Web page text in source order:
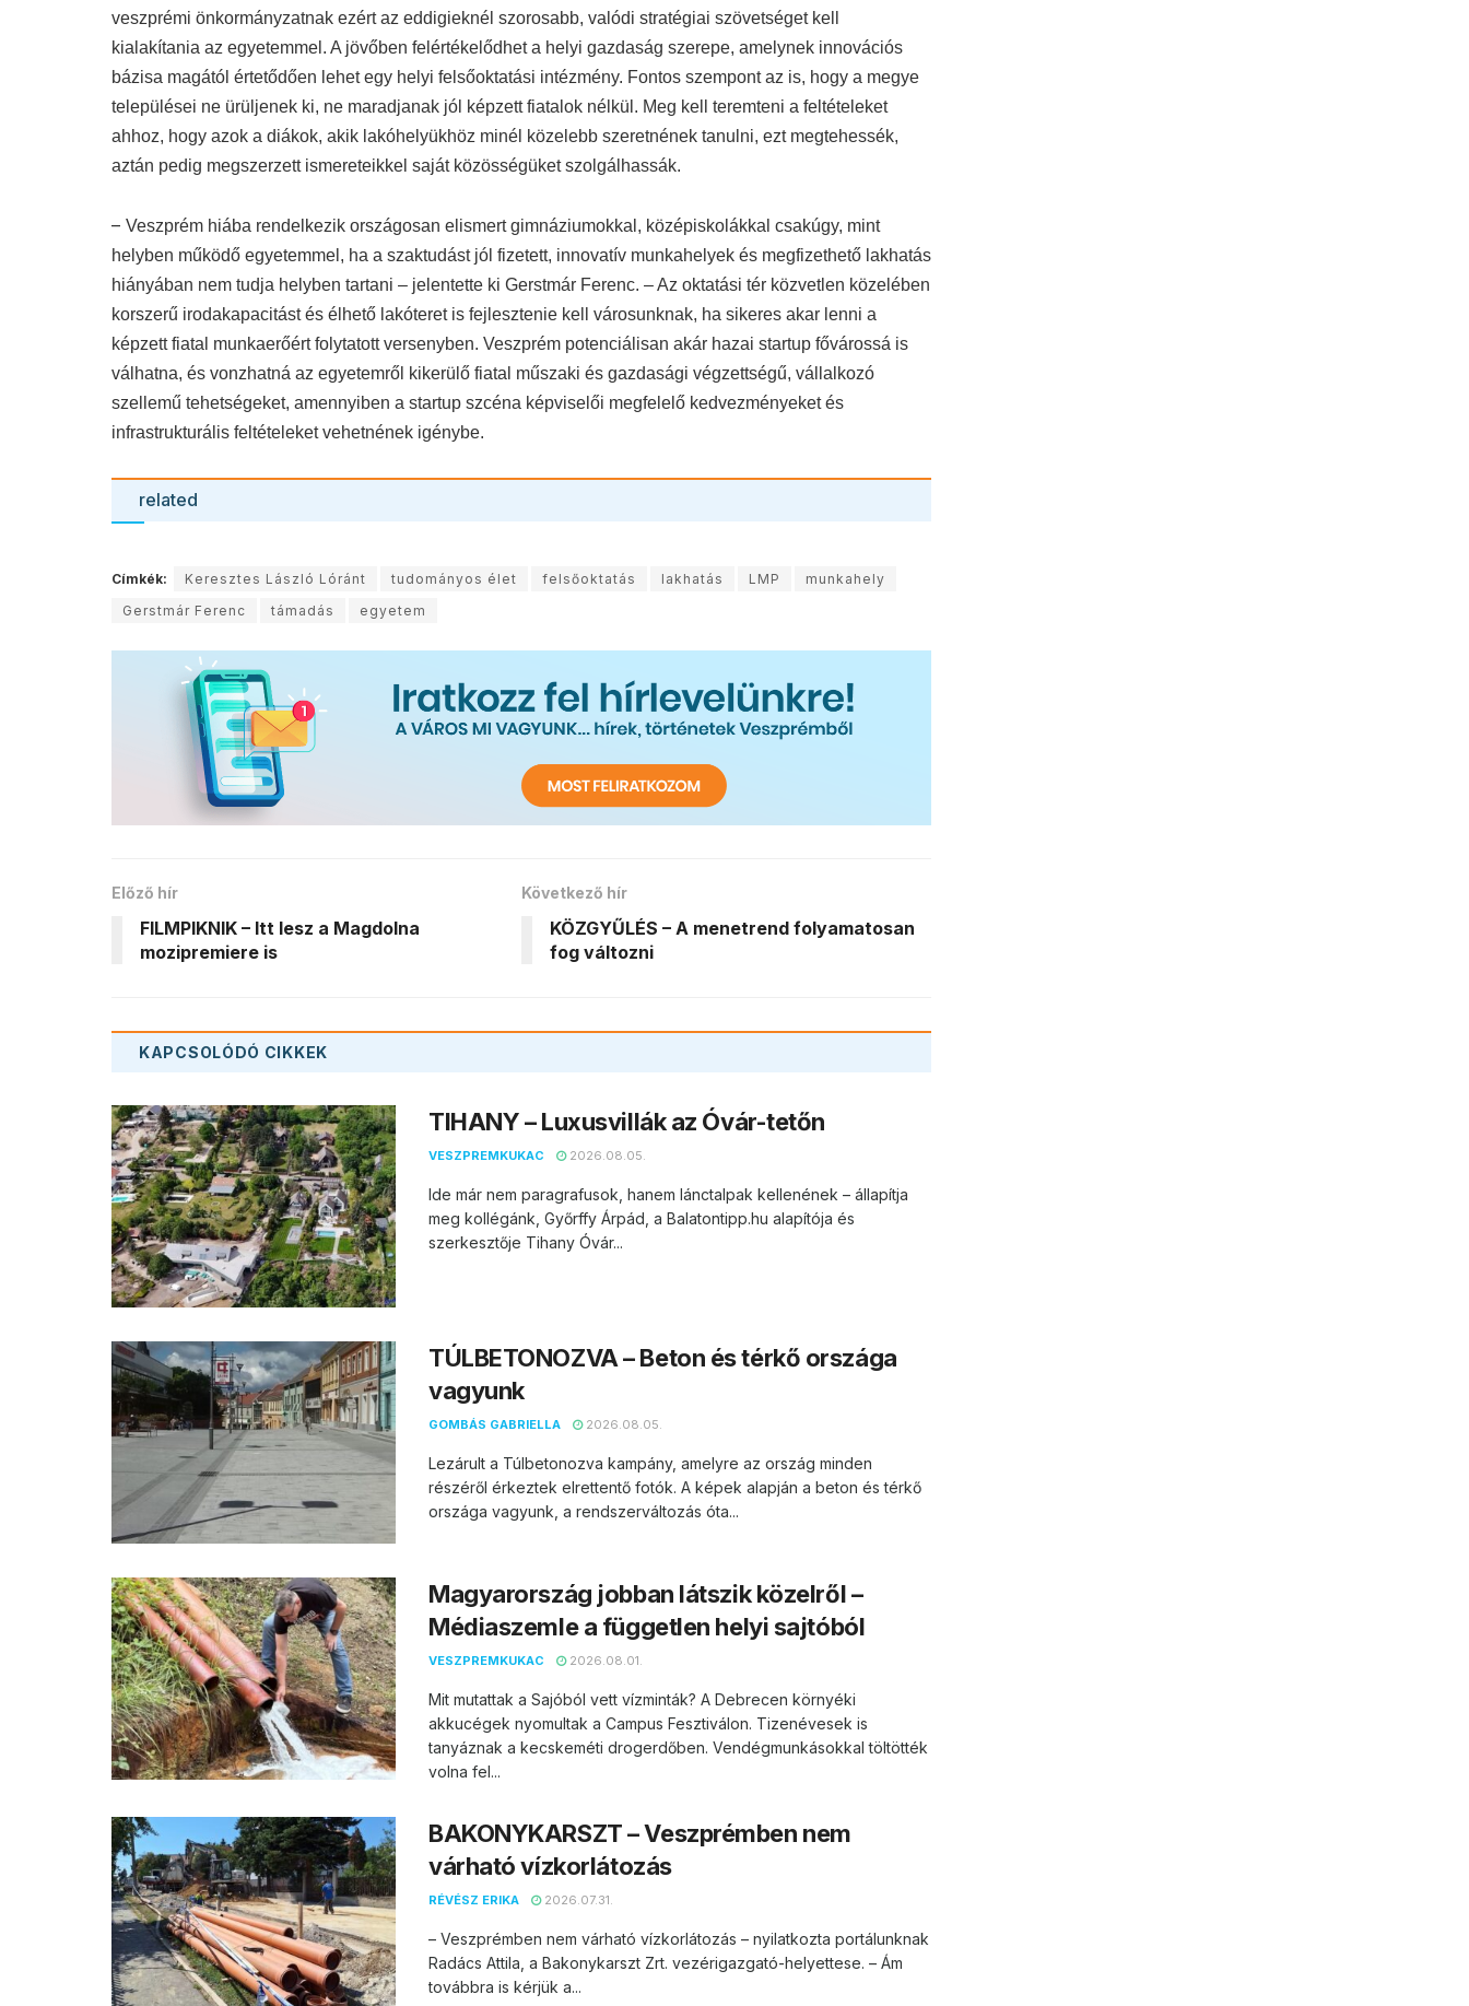
veszprémi önkormányzatnak ezért az eddigieknél szorosabb, valódi stratégiai szövetséget kell
kialakítania az egyetemmel. A jövőben felértékelődhet a helyi gazdaság szerepe, amelynek innovációs
bázisa magától értetődően lehet egy helyi felsőoktatási intézmény. Fontos szempont az is, hogy a megye
települései ne ürüljenek ki, ne maradjanak jól képzett fiatalok nélkül. Meg kell teremteni a feltételeket
ahhoz, hogy azok a diákok, akik lakóhelyükhöz minél közelebb szeretnének tanulni, ezt megtehessék,
aztán pedig megszerzett ismereteikkel saját közösségüket szolgálhassák.
– Veszprém hiába rendelkezik országosan elismert gimnáziumokkal, középiskolákkal csakúgy, mint
helyben működő egyetemmel, ha a szaktudást jól fizetett, innovatív munkahelyek és megfizethető lakhatás
hiányában nem tudja helyben tartani – jelentette ki Gerstmár Ferenc. – Az oktatási tér közvetlen közelében
korszerű irodakapacitást és élhető lakóteret is fejlesztenie kell városunknak, ha sikeres akar lenni a
képzett fiatal munkaerőért folytatott versenyben. Veszprém potenciálisan akár hazai startup fővárossá is
válhatna, és vonzhatná az egyetemről kikerülő fiatal műszaki és gazdasági végzettségű, vállalkozó
szellemű tehetségeket, amennyiben a startup szcéna képviselői megfelelő kedvezményeket és
infrastrukturális feltételeket vehetnének igénybe.
related
Címkék: Keresztes László Lóránt tudományos élet felsőoktatás lakhatás LMP
munkahely
Gerstmár Ferenc
támadás egyetem
Előző hír
FILMPIKNIK – Itt lesz a Magdolna
mozipremiere is
Következő hír
KÖZGYŰLÉS – A menetrend folyamatosan
fog változni
KAPCSOLÓDÓ CIKKEK
TIHANY – Luxusvillák az Óvár-tetőn
VESZPREMKUKAC 2026.08.05.
Ide már nem paragrafusok, hanem lánctalpak kellenének – állapítja
meg kollégánk, Győrffy Árpád, a Balatontipp.hu alapítója és
szerkesztője Tihany Óvár...
TÚLBETONOZVA – Beton és térkő országa
vagyunk
GOMBÁS GABRIELLA 2026.08.05.
Lezárult a Túlbetonozva kampány, amelyre az ország minden
részéről érkeztek elrettentő fotók. A képek alapján a beton és térkő
országa vagyunk, a rendszerváltozás óta...
Magyarország jobban látszik közelről –
Médiaszemle a független helyi sajtóból
VESZPREMKUKAC 2026.08.01.
Mit mutattak a Sajóból vett vízminták? A Debrecen környéki
akkucégek nyomultak a Campus Fesztiválon. Tizenévesek is
tanyáznak a kecskeméti drogerdőben. Vendégmunkásokkal töltötték
volna fel...
BAKONYKARSZT – Veszprémben nem
várható vízkorlátozás
RÉVÉSZ ERIKA 2026.07.31.
– Veszprémben nem várható vízkorlátozás – nyilatkozta portálunknak
Radács Attila, a Bakonykarszt Zrt. vezérigazgató-helyettese. – Ám
továbbra is kérjük a...